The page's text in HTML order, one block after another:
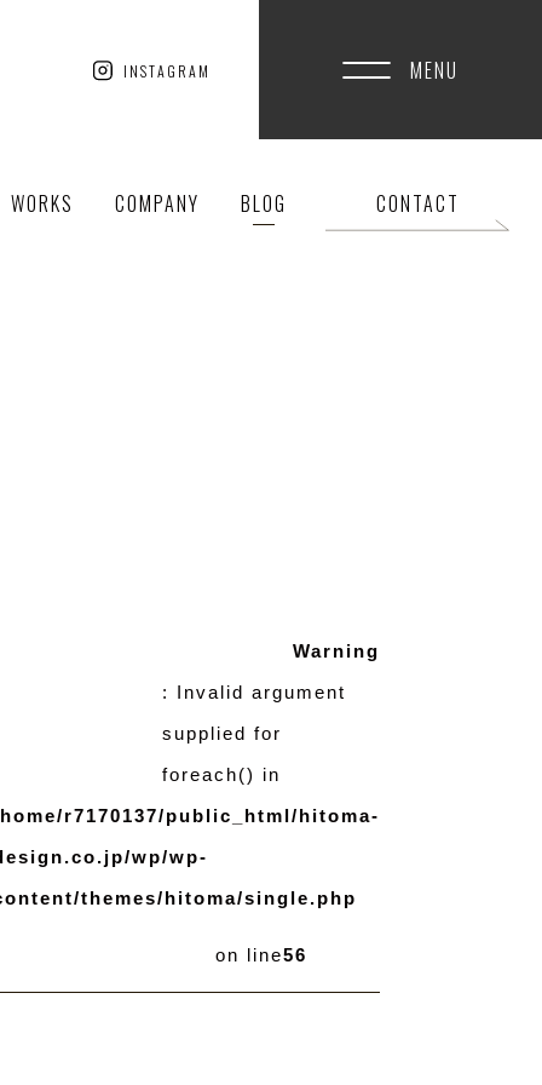
INSTAGRAM MENU
WORKS COMPANY BLOG CONTACT
Warning
: Invalid argument
supplied for
foreach() in
r7170137/public_html/hitoma-
wp/wp-
themes/hitoma/single.php
on line56